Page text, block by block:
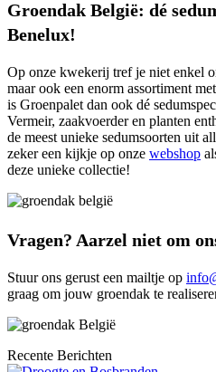
Groendak België: dé
Benelux!
Op onze kwekerij tref je niet enkel
maar ook een enorm assortiment
is Groenpalet dan ook dé
Vermeir, zaakvoerder en planten
de meest unieke sedumsoorten uit
zeker een kijkje op onze webshop
deze unieke collectie!
Vragen? Aarzel niet om
Stuur ons gerust een mailtje op
graag om jouw groendak te
Recente Berichten